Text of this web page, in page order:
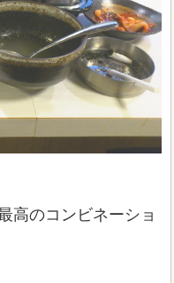
高のコンビネーショ